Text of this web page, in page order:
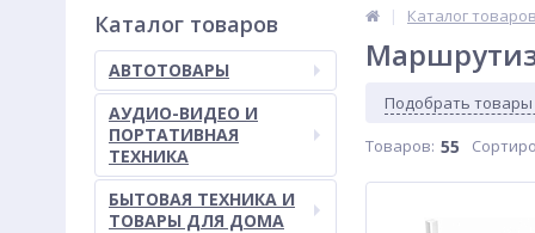
Каталог товаров
АВТОТОВАРЫ
АУДИО-ВИДЕО И
ПОРТАТИВНАЯ
ТЕХНИКА
БЫТОВАЯ ТЕХНИКА И
ТОВАРЫ ДЛЯ ДОМА
| Каталог товаров
Подобрать
Товаров: 55